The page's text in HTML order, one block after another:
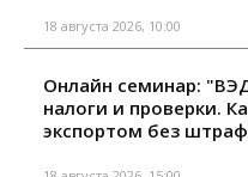
18 августа 2026, 10:00
Онлайн семинар:
налоги и проверки.
экспортом без